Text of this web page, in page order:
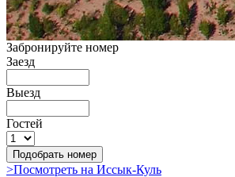
Забронируйте номер
Заезд
Выезд
Гостей
>Посмотреть на Иссык-Куль